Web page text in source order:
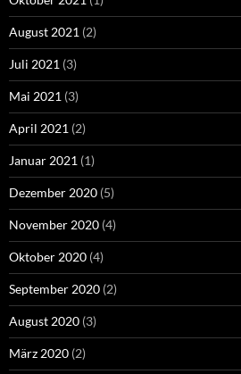
August 2021 (2)
Juli 2021 (3)
Mai 2021 (3)
April 2021 (2)
Januar 2021 (1)
Dezember 2020 (5)
November 2020 (4)
Oktober 2020 (4)
September 2020 (2)
August 2020 (3)
März 2020 (2)